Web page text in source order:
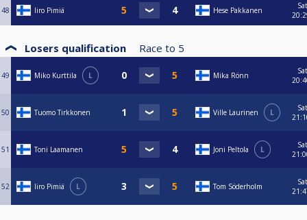
48 Iiro Pimiä Hese Pakkanen
Sat
Losers qualification Race to 5
49 Miko Kurttila L Mika Rönn
Sat
50 Tuomo Tirkkonen Ville Laurinen L
Sat
51 Toni Laamanen Joni Peltola L
Sat
52 Iiro Pimiä L Tom Söderholm
Sat